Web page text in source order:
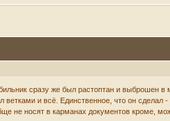
сразу же был растоптан и выброшен в
и всё. Единственное, что он
не носят в карманах документов кроме,